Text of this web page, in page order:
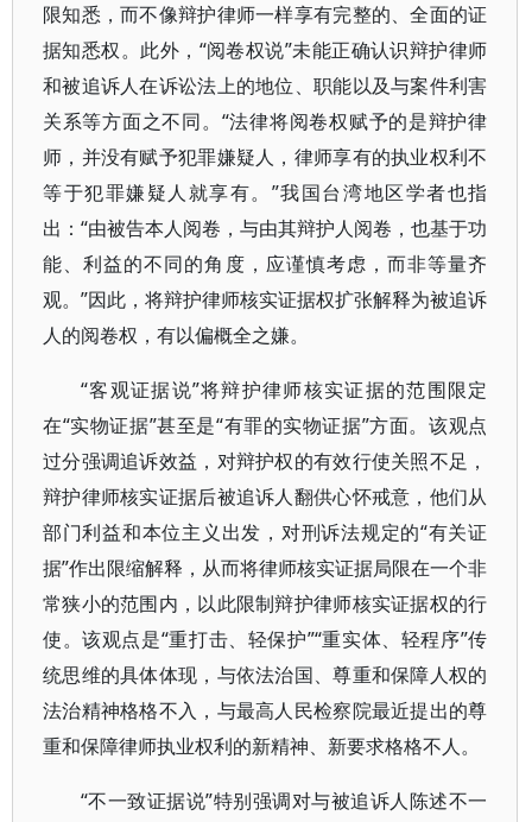
限知悉，而不像辩护律师一样享有完整的、全面的证
据知悉权。此外，“阅卷权说”未能正确认识辩护律师
和被追诉人在诉讼法上的地位、职能以及与案件利害
关系等方面之不同。“法律将阅卷权赋予的是辩护律
师，并没有赋予犯罪嫌疑人，律师享有的执业权利不
等于犯罪嫌疑人就享有。”我国台湾地区学者也指
出：“由被告本人阅卷，与由其辩护人阅卷，也基于功
能、利益的不同的角度，应谨慎考虑，而非等量齐
观。”因此，将辩护律师核实证据权扩张解释为被追诉
人的阅卷权，有以偏概全之嫌。
“客观证据说”将辩护律师核实证据的范围限定
在“实物证据”甚至是“有罪的实物证据”方面。该观点
过分强调追诉效益，对辩护权的有效行使关照不足，
辩护律师核实证据后被追诉人翻供心怀戒意，他们从
部门利益和本位主义出发，对刑诉法规定的“有关证
据”作出限缩解释，从而将律师核实证据局限在一个非
常狭小的范围内，以此限制辩护律师核实证据权的行
使。该观点是“重打击、轻保护”“重实体、轻程序”传
统思维的具体体现，与依法治国、尊重和保障人权的
法治精神格格不入，与最高人民检察院最近提出的尊
重和保障律师执业权利的新精神、新要求格格不人。
“不一致证据说”特别强调对与被追诉人陈述不一